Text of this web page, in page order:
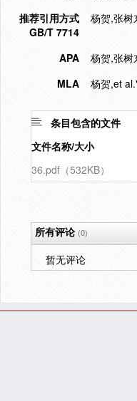
推荐引用方式
GB/T 7714
杨贺,张树
APA
杨贺,张树
MLA
杨贺,et
条目包含的文件
文件名称/大小
36.pdf（532KB）
所有评论(0)
暂无评论